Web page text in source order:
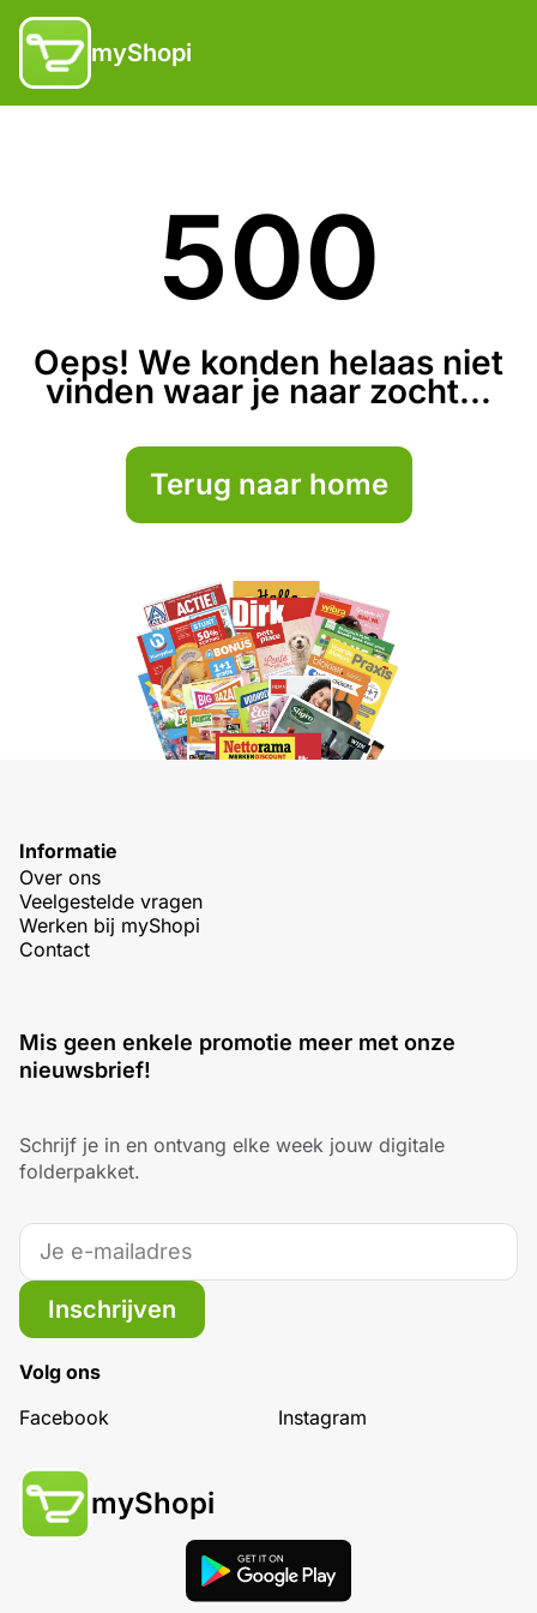
myShopi
500
Oeps! We konden helaas niet
vinden waar je naar zocht...
Terug naar home
Informatie
Over ons
Veelgestelde vragen
Werken bij myShopi
Contact
Mis geen enkele promotie meer met onze
nieuwsbrief!
Schrijf je in en ontvang elke week jouw digitale
folderpakket.
Inschrijven
Volg ons
Facebook
Instagram
myShopi